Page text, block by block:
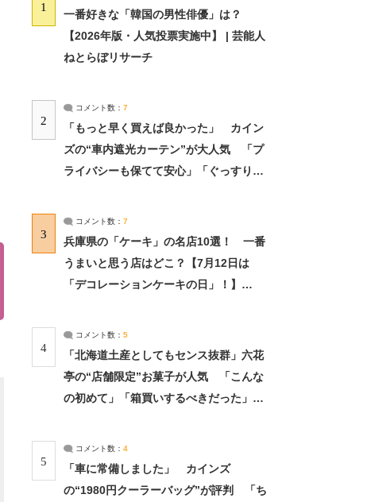
1
一番好きな「韓国の男性俳優」は？
【2026年版・人気投票実施中】 | 芸能人
ねとらぼリサーチ
2
コメント数： 7
「もっと早く買えば良かった」 カイン
ズの“車内遮光カーテン”が大人気 「プ
ライバシーも保てて安心」「ぐっすり眠
3
コメント数： 7
兵庫県の「ケーキ」の名店10選！ 一番
うまいと思う店はどこ？【7月12日は
「デコレーションケーキの日」！】
4
コメント数： 5
「北海道土産としてもセンス抜群」六花
亭の“店舗限定”お菓子が人気 「こんな
の初めて」「箱買いするべきだった」
5
コメント数： 4
「車に常備しました」 カインズ
の“1980円クーラーバッグ”が評判 「ち